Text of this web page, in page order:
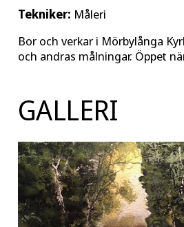
Tekniker: Måleri
Bor och verkar i Mörbylånga
och andras målningar. Öppet
GALLERI